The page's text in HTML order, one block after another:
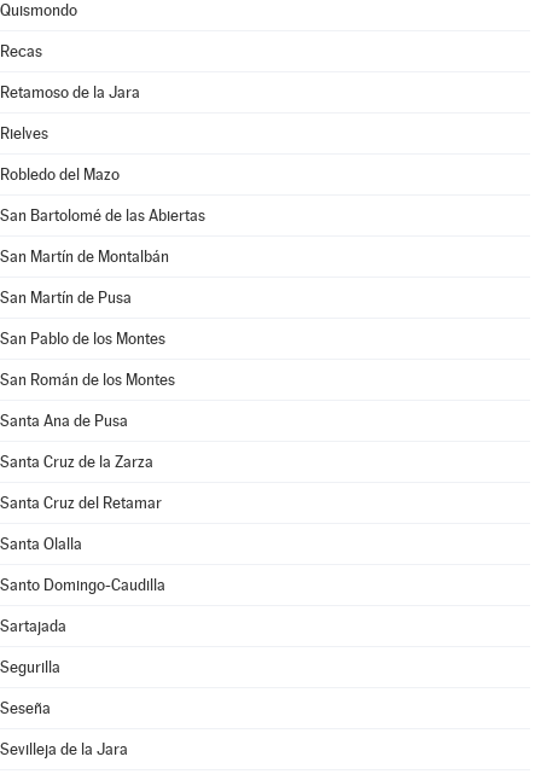
Quismondo
Recas
Retamoso de la Jara
Rielves
Robledo del Mazo
San Bartolomé de las Abiertas
San Martín de Montalbán
San Martín de Pusa
San Pablo de los Montes
San Román de los Montes
Santa Ana de Pusa
Santa Cruz de la Zarza
Santa Cruz del Retamar
Santa Olalla
Santo Domingo-Caudilla
Sartajada
Segurilla
Seseña
Sevilleja de la Jara